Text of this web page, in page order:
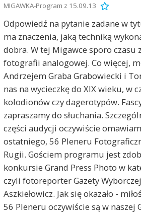
MIGAWKA-Program z 15.09.13
Odpowiedź na pytanie zadane w
ma znaczenia, jaką techniką
dobra. W tej Migawce sporo czasu
fotografii analogowej. Co więcej,
Andrzejem Graba Grabowiecki i
nas na wycieczkę do XIX wieku, w
kolodionów czy dagerotypów.
zapraszamy do słuchania.
części audycji oczywiście
ostatniego, 56 Pleneru
Rugii. Gościem programu jest
konkursie Grand Press Photo w
czyli fotoreporter Gazety
Aszkiełowicz. Jak się okazało -
56 Pleneru oczywiście są w naszej